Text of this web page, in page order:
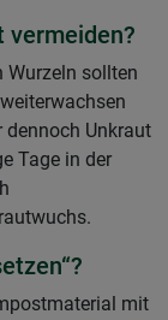
vermeiden?
Wurzeln sollten
dennoch Unkraut
Tage in der
.
mit